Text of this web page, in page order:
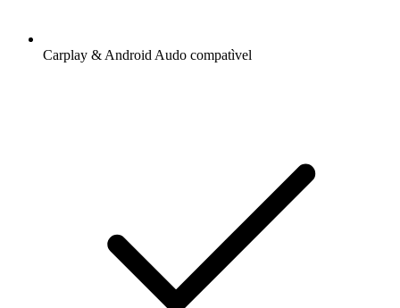
Carplay & Android Audo compatìvel